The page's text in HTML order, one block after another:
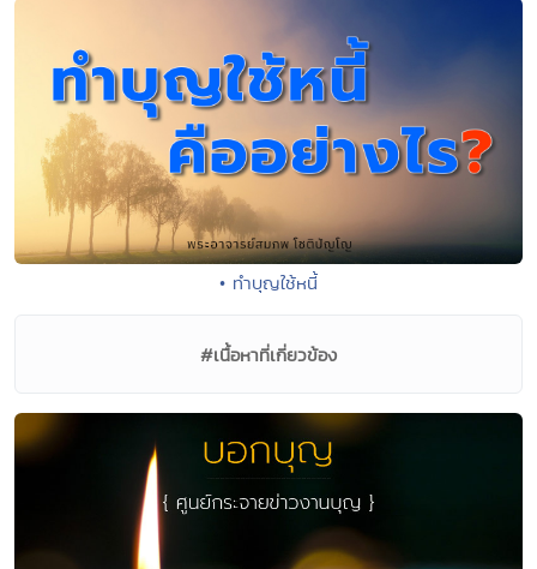
• ทำบุญใช้หนี้
#เนื้อหาที่เกี่ยวข้อง